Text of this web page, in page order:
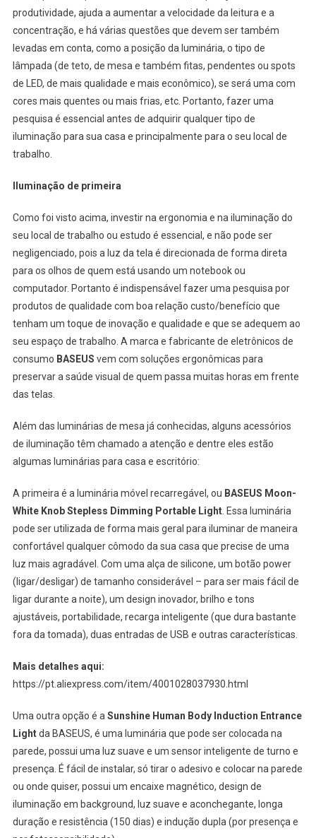
produtividade, ajuda a aumentar a velocidade da leitura e a
concentração, e há várias questões que devem ser também
levadas em conta, como a posição da luminária, o tipo de
lâmpada (de teto, de mesa e também fitas, pendentes ou spots
de LED, de mais qualidade e mais econômico), se será uma com
cores mais quentes ou mais frias, etc. Portanto, fazer uma
pesquisa é essencial antes de adquirir qualquer tipo de
iluminação para sua casa e principalmente para o seu local de
trabalho.
Iluminação de primeira
Como foi visto acima, investir na ergonomia e na iluminação do
seu local de trabalho ou estudo é essencial, e não pode ser
negligenciado, pois a luz da tela é direcionada de forma direta
para os olhos de quem está usando um notebook ou
computador. Portanto é indispensável fazer uma pesquisa por
produtos de qualidade com boa relação custo/benefício que
tenham um toque de inovação e qualidade e que se adequem ao
seu espaço de trabalho. A marca e fabricante de eletrônicos de
consumo BASEUS vem com soluções ergonômicas para
preservar a saúde visual de quem passa muitas horas em frente
das telas.
Além das luminárias de mesa já conhecidas, alguns acessórios
de iluminação têm chamado a atenção e dentre eles estão
algumas luminárias para casa e escritório:
A primeira é a luminária móvel recarregável, ou BASEUS Moon-
White Knob Stepless Dimming Portable Light. Essa luminária
pode ser utilizada de forma mais geral para iluminar de maneira
confortável qualquer cômodo da sua casa que precise de uma
luz mais agradável. Com uma alça de silicone, um botão power
(ligar/desligar) de tamanho considerável – para ser mais fácil de
ligar durante a noite), um design inovador, brilho e tons
ajustáveis, portabilidade, recarga inteligente (que dura bastante
fora da tomada), duas entradas de USB e outras características.
Mais detalhes aqui:
https://pt.aliexpress.com/item/4001028037930.html
Uma outra opção é aSunshine Human Body Induction Entrance
Lightda BASEUS, é uma luminária que pode ser colocada na
parede, possui uma luz suave e um sensor inteligente de turno e
presença. É fácil de instalar, só tirar o adesivo e colocar na parede
ou onde quiser, possui um encaixe magnético, design de
iluminação em background, luz suave e aconchegante, longa
duração e resistência (150 dias) e indução dupla (por presença e